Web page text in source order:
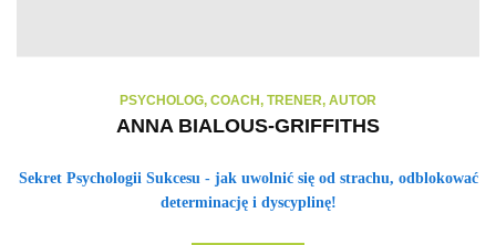
PSYCHOLOG, COACH, TRENER, AUTOR
ANNA BIALOUS-GRIFFITHS
Sekret Psychologii Sukcesu - jak uwolnić się od strachu, odblokować
determinacjęi dyscyplinę!